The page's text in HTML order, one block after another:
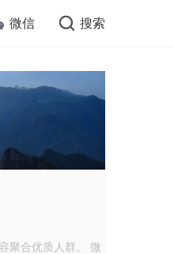
微信 搜索
聚合优质人群。 微